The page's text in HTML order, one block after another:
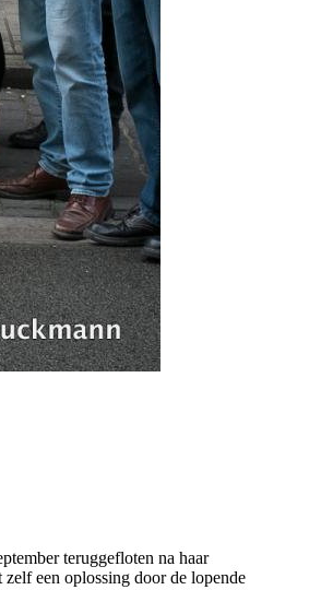
teruggefloten na haar
een oplossing door de lopende